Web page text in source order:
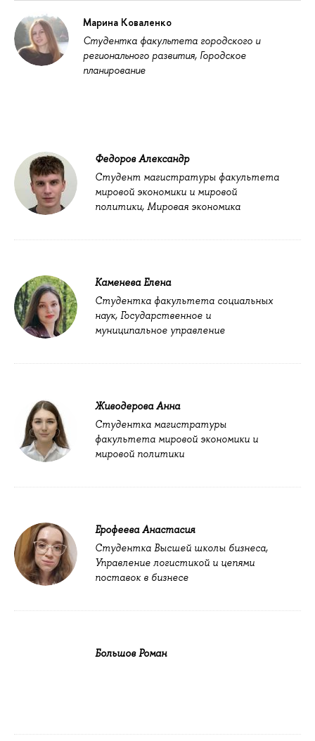
Марина Коваленко
Студентка факультета городского и
регионального развития, Городское
планирование
Федоров Александр
Студент магистратуры факультета
мировой экономики и мировой
политики, Мировая экономика
Каменева Елена
Студентка факультета социальных
наук, Государственное и
муниципальное управление
Живодерова Анна
Студентка магистратуры
факультета мировой экономики и
мировой политики
Ерофеева Анастасия
Студентка Высшей школы бизнеса,
Управление логистикой и цепями
поставок в бизнесе
Большов Роман